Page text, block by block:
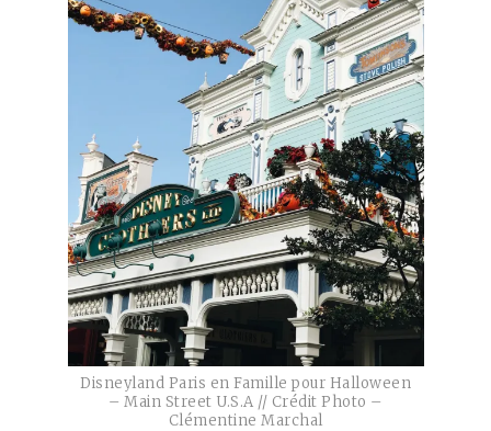
Disneyland Paris en Famille pour Halloween
– Main Street U.S.A // Crédit Photo –
Clémentine Marchal